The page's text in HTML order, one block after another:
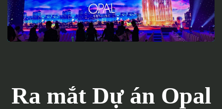
Ra mắt Dự án Opal